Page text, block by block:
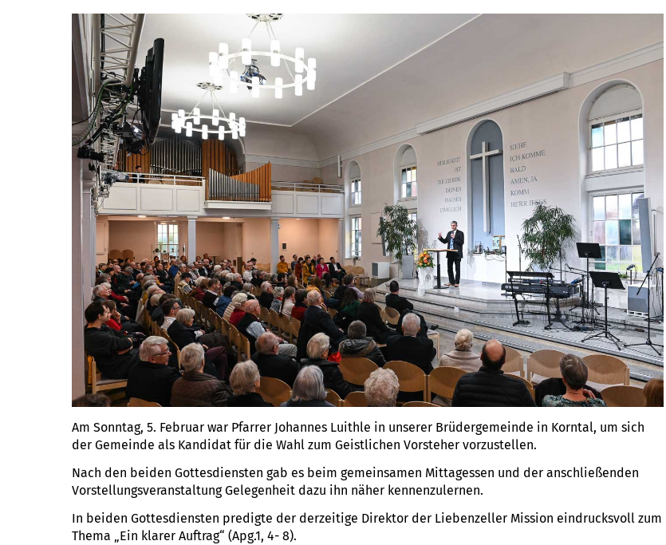
Am Sonntag, 5. Februar war Pfarrer Johannes Luithle in unserer Brüdergemeinde in Korntal, um sich
der Gemeinde als Kandidat für die Wahl zum Geistlichen Vorsteher vorzustellen.
Nach den beiden Gottesdiensten gab es beim gemeinsamen Mittagessen und der anschließenden
Vorstellungsveranstaltung Gelegenheit dazu ihn näher kennenzulernen.
In beiden Gottesdiensten predigte der derzeitige Direktor der Liebenzeller Mission eindrucksvoll zum
Thema „Ein klarer Auftrag“ (Apg.1, 4- 8).